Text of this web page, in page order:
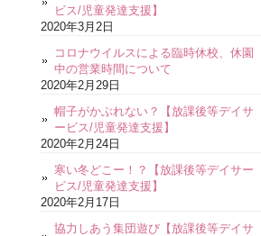
ビス/児童発達支援】
2020年3月2日
コロナウイルスによる臨時休校、休園
中の営業時間について
2020年2月29日
帽子がかぶれない？【放課後等デイサ
ービス/児童発達支援】
2020年2月24日
寒い冬どこー！？【放課後等デイサー
ビス/児童発達支援】
2020年2月17日
協力しあう集団遊び【放課後等デイサ